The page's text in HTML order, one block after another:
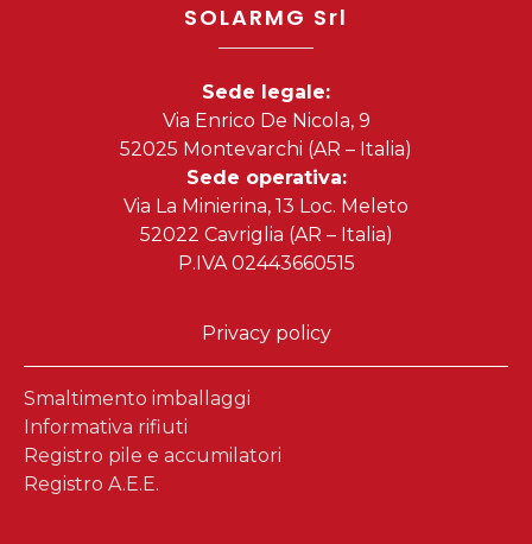
SOLARMG Srl
Sede legale:
Via Enrico De Nicola, 9
52025 Montevarchi (AR – Italia)
Sede operativa:
Via La Minierina, 13 Loc. Meleto
52022 Cavriglia (AR – Italia)
P.IVA 02443660515
Privacy policy
Smaltimento imballaggi
Informativa rifiuti
Registro pile e accumilatori
Registro A.E.E.